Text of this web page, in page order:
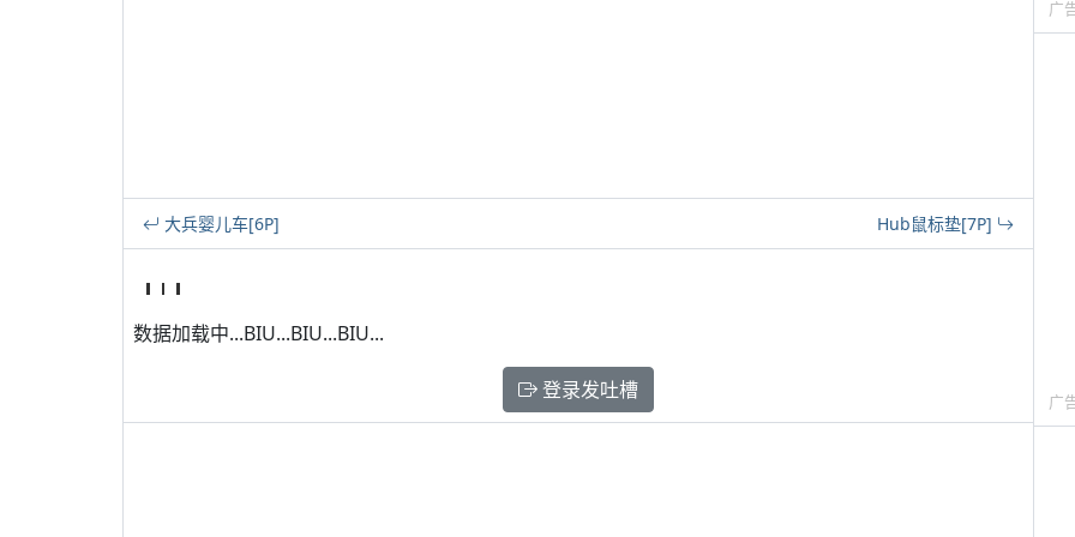
大兵婴儿车[6P] Hub鼠标垫[7P]
数据加载中...BIU...BIU...BIU...
登录发吐槽
广
广